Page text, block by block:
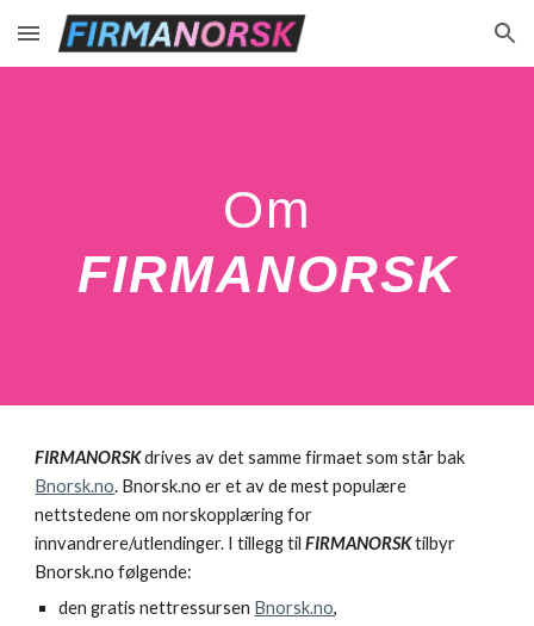
Skip to main content Skip to navigation
Om
FIRMANORSK
FIRMANORSKdrives av det samme firmaet som står bak
Bnorsk.no. Bnorsk.no er et av de mest populære
nettstedene om norskopplæring for
innvandrere/utlendinger. I tillegg tilFIRMANORSKtilbyr
Bnorsk.no følgende:
den gratis nettressursen Bnorsk.no,